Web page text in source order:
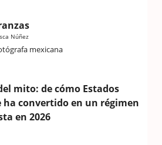
Núñez
mexicana
mito: de cómo Estados
ha convertido en un régimen
en 2026